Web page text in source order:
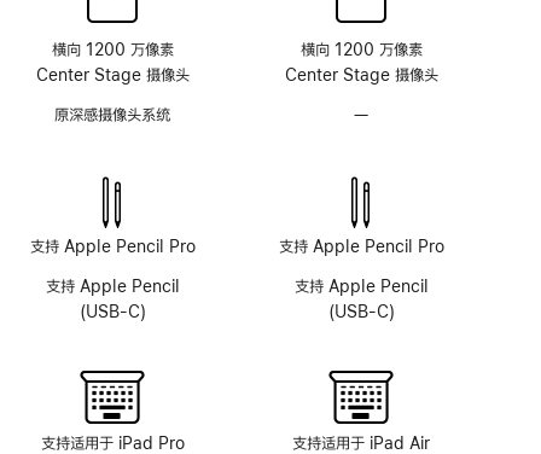
横向 1200 万像素
Center Stage 摄像头
原深感摄像头系统
支持 Apple Pencil Pro
支持 Apple Pencil
(USB-C)
支持适用于 iPad Pro
横向 1200 万像素
Center Stage 摄像头
—
像
系
统
支持 Apple Pencil Pro
支持 Apple Pencil
(USB-C)
支持适用于 iPad Air